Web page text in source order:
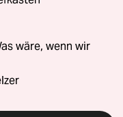
wäre, wenn wir